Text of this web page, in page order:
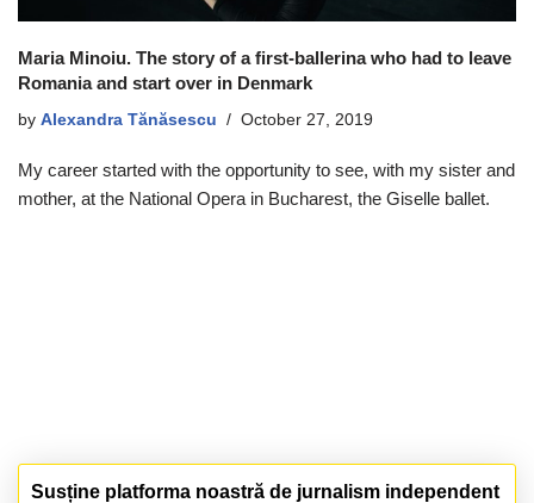
Maria Minoiu. The story of a first-ballerina who had to leave
Romania and start over in Denmark
by Alexandra Tănăsescu October 27, 2019
My career started with the opportunity to see, with my sister and
mother, at the National Opera in Bucharest, the Giselle ballet.
Susține platforma noastră de jurnalism independent